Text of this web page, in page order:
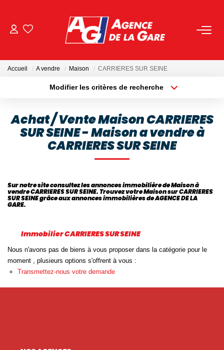
BIENS VENDUS
Toutes Les Agences
Accueil A vendre Maison CARRIERES SUR SEINE
Modifier les critères de recherche
Surface min Budget max
Plus de critères Créer une alerte
Achat / Vente Maison CARRIERES
SUR SEINE - Maison a vendre à
CARRIERES SUR SEINE
Sur notre site consultez les annonces immobilière de Maison à
vendre CARRIERES SUR SEINE. Trouvez votre Maison sur CARRIERES
SUR SEINE grâce aux annonces immobilières de AGENCE DE LA
GARE.
Immobilier CARRIERES SUR SEINE
Nous n'avons pas de biens à vous proposer dans la catégorie pour le
moment , plusieurs options s'offrent à vous :
Transmettez-nous votre demande